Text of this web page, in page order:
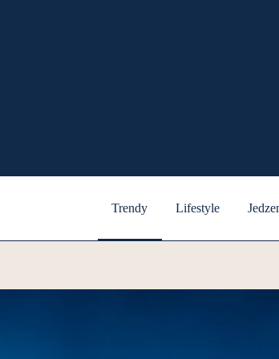
Trendy Lifestyle